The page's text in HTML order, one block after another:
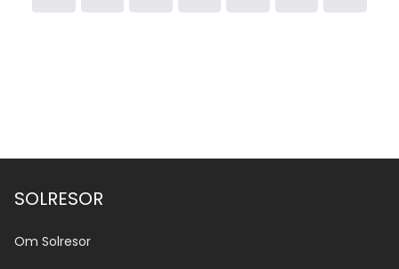
SOLRESOR
Om Solresor